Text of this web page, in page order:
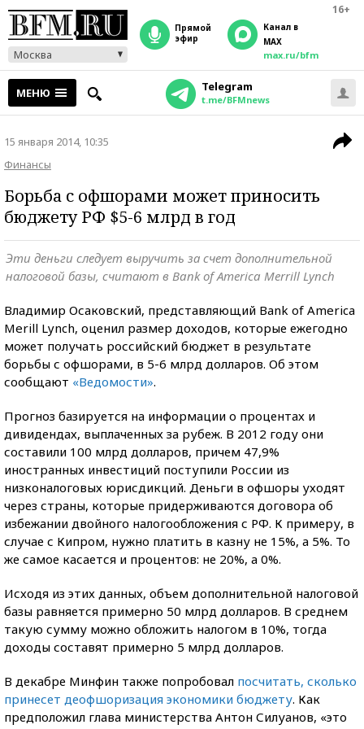
16+
Москва
прямой
эфир
Канал в
MAX
max.ru/bfm
МЕНЮ Telegram
t.me/BFMnews
15 января 2014, 10:35
Финансы
Борьба с офшорами может приносить
бюджету РФ $5-6 млрд в год
Эти деньги следует выручить за счет дополнительной
налоговой базы, считают в Bank of America Merrill Lynch
Владимир Осаковский, представляющий Bank of America
Merill Lynch, оценил размер доходов, которые ежегодно
может получать российский бюджет в результате
борьбы с офшорами, в 5-6 млрд долларов. Об этом
сообщают «Ведомости».
Прогноз базируется на информации о процентах и
дивидендах, выплаченных за рубеж. В 2012 году они
составили 100 млрд долларов, причем 47,9%
иностранных инвестиций поступили России из
низконалоговых юрисдикций. Деньги в офшоры уходят
через страны, которые придерживаются договора об
избежании двойного налогообложения с РФ. К примеру, в
случае с Кипром, нужно платить в казну не 15%, а 5%. То
же самое касается и процентов: не 20%, а 0%.
Исходя из этих данных, объем дополнительной налоговой
базы равняется примерно 50 млрд долларов. В среднем
такую сумму можно обложить налогом в 10%, тогда
доходы составят примерно 5 млрд долларов.
В декабре Минфин также попробовал посчитать, сколько
принесет деофшоризация экономики бюджету. Как
предположил глава министерства Антон Силуанов, «это